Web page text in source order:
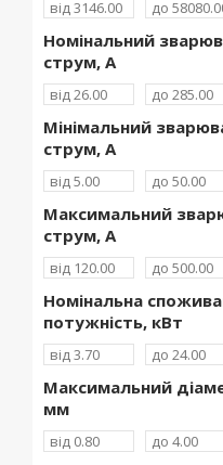
Номінальний
струм, А
Мінімальний
струм, А
Максимальний
струм, А
Номінальна
потужність, кВт
Максимальний
мм